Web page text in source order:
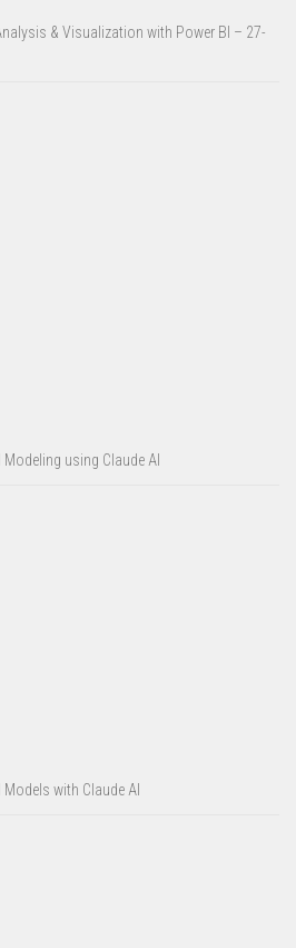
& Visualization with Power BI – 27-
using Claude AI
with Claude AI